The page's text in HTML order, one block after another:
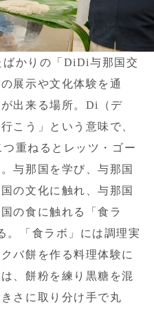
ばかりの「DiDi与那国交
展示や文化体験を通
出来る場所。Di（デ
こう」という意味で、
重ねるとレッツ・ゴー
与那国を学び、与那国
の文化に触れ、与那国
の食に触れる「食ラ
。「食ラボ」には調理実
バ餅を作る料理体験に
、餅粉を練り黒糖を混
さに取り分け手で丸